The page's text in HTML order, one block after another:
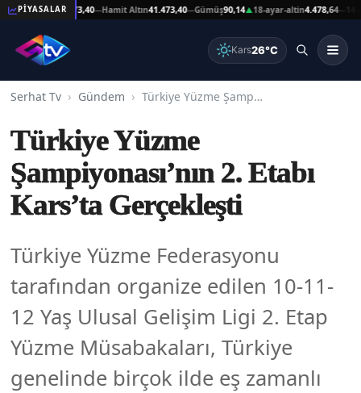
PİYASALAR
Altın41.473,40 —Hamit Altın41.473,40—Gümüş90,14▲18-ayar-altin4.478,64—14-
Kars26°C
Serhat Tv Gündem Türkiye Yüzme Şampiyonası’nın 2. Etabı Kars’ta Gerçekleşti
Türkiye Yüzme
Şampiyonası’nın 2. Etabı
Kars’ta Gerçekleşti
Türkiye Yüzme Federasyonu
tarafından organize edilen 10-11-
12 Yaş Ulusal Gelişim Ligi 2. Etap
Yüzme Müsabakaları, Türkiye
genelinde birçok ilde eş zamanlı